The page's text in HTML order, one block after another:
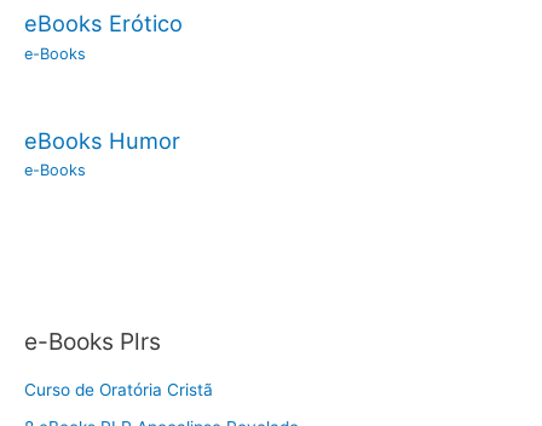
eBooks Erótico
e-Books
eBooks Humor
e-Books
e-Books Plrs
Curso de Oratória Cristã